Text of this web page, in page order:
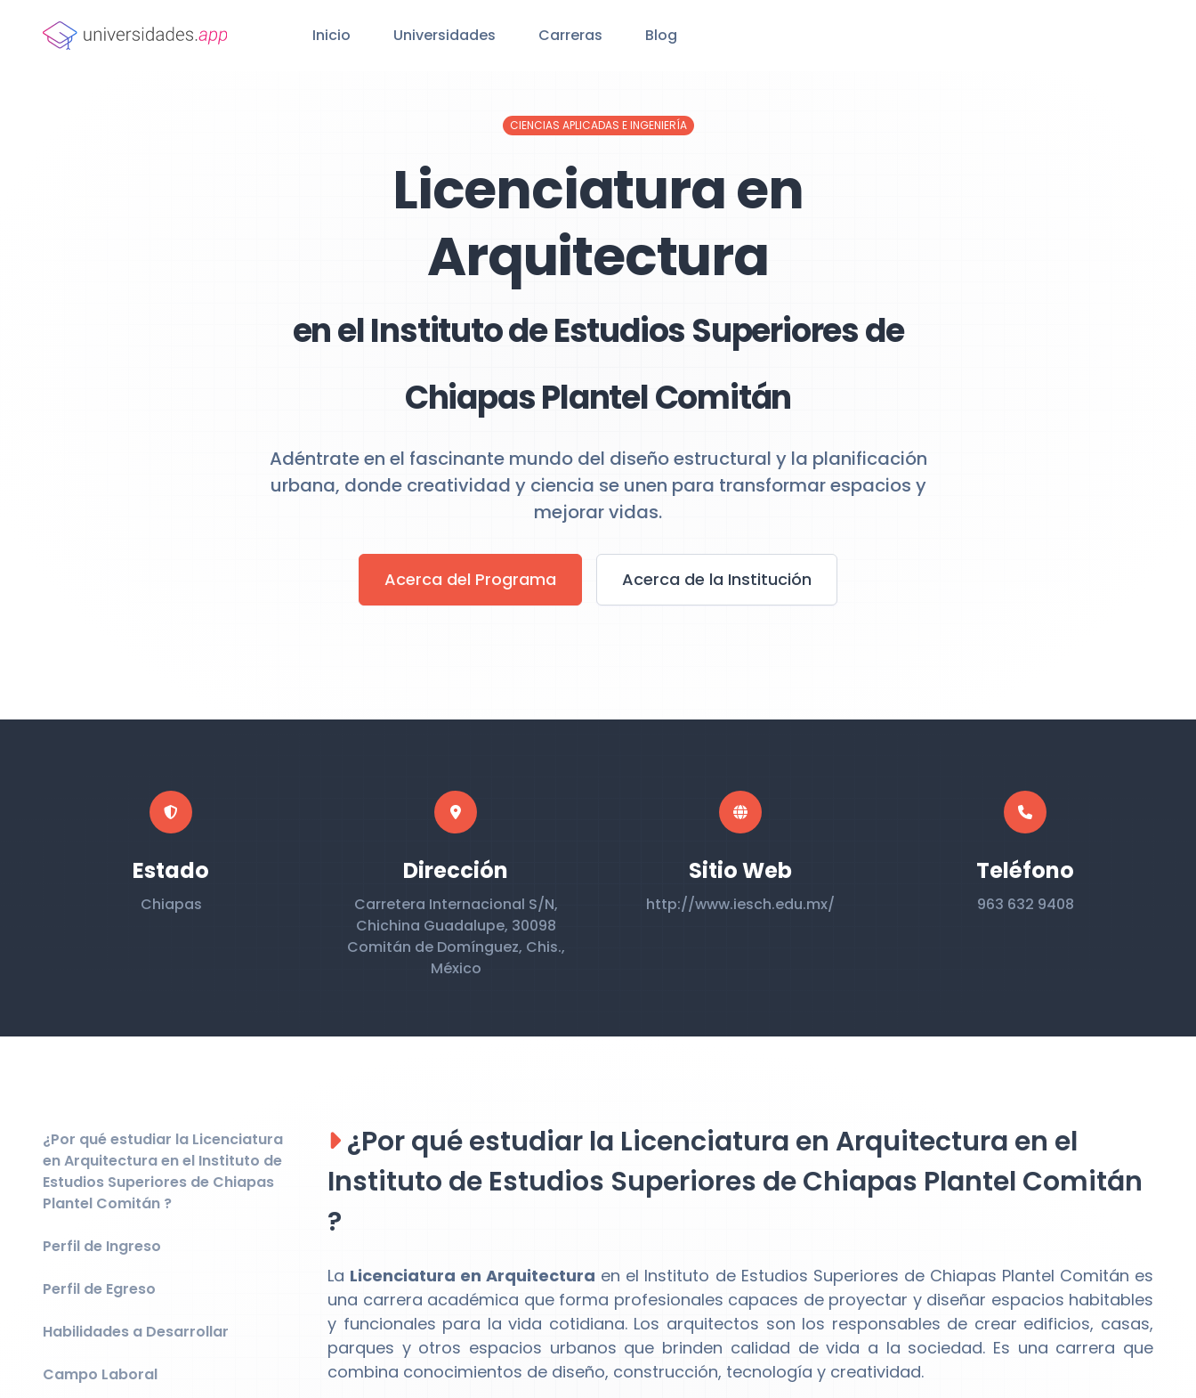
Inicio Universidades Carreras Blog
CIENCIAS APLICADAS E INGENIERÍA
Licenciatura en
Arquitectura
en el Instituto de Estudios Superiores de
Chiapas Plantel Comitán
Adéntrate en el fascinante mundo del diseño estructural y la planificación
urbana, donde creatividad y ciencia se unen para transformar espacios y
mejorar vidas.
Acerca del Programa Acerca de la Institución
Estado
Chiapas
Dirección
Carretera Internacional S/N,
Chichina Guadalupe, 30098
Comitán de Domínguez, Chis.,
México
Sitio Web
http://www.iesch.edu.mx/
Teléfono
963 632 9408
¿Por qué estudiar la Licenciatura
en Arquitectura en el Instituto de
Estudios Superiores de Chiapas
Plantel Comitán ?
Perfil de Ingreso
Perfil de Egreso
Habilidades a Desarrollar
Campo Laboral
¿Por qué estudiar la Licenciatura en Arquitectura en el
Instituto de Estudios Superiores de Chiapas Plantel Comitán
?
La Licenciatura en Arquitectura en el Instituto de Estudios Superiores de Chiapas Plantel Comitán es
una carrera académica que forma profesionales capaces de proyectar y diseñar espacios habitables
y funcionales para la vida cotidiana. Los arquitectos son los responsables de crear edificios, casas,
parques y otros espacios urbanos que brinden calidad de vida a la sociedad. Es una carrera que
combina conocimientos de diseño, construcción, tecnología y creatividad.